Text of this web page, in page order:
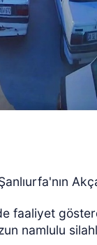
faaliyet
namlulu